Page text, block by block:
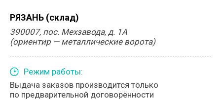
РЯЗАНЬ (склад)
390007, пос. Мехзавода, д. 1А
(ориентир — металлические ворота)
Режим работы:
Выдача заказов производится только
по предварительной договорённости